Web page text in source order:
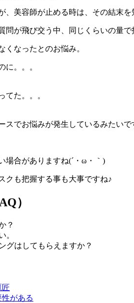
、美容師が止める時は、その結末を
問が飛び交う中、同じくらいの量
くなったとのお悩み。
に。。。
てた。。。
スでお悩みが発生しているみたいで
場合がありますね(´・ω・｀)
クも把握する事も大事ですね♪
）
？
。
グはしてもらえますか？
匠
がある